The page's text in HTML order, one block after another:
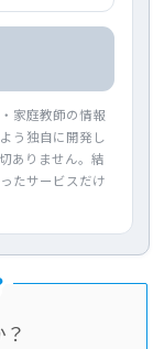
家庭教師の情報
う独自に開発し
ありません。結
たサービスだけ